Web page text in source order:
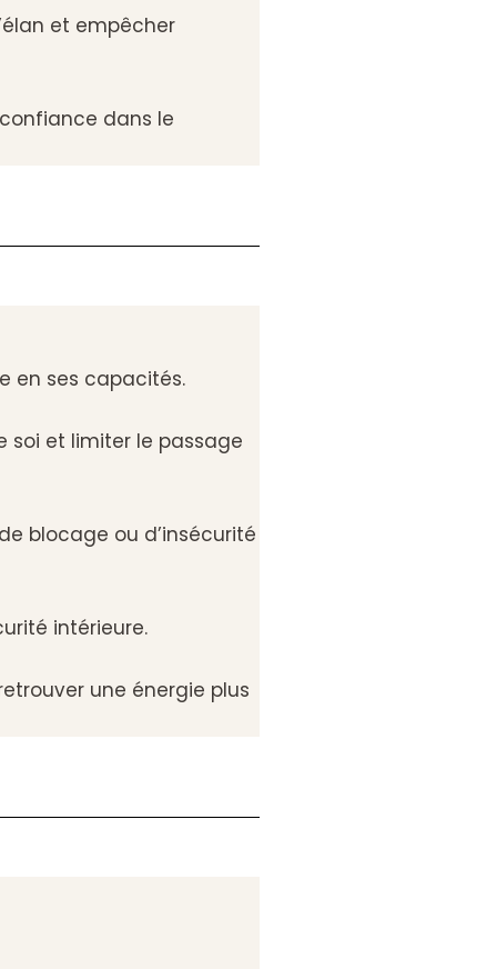
et empêcher
dans le
en ses capacités.
soi et limiter le passage
blocage ou d’insécurité
intérieure.
une énergie plus